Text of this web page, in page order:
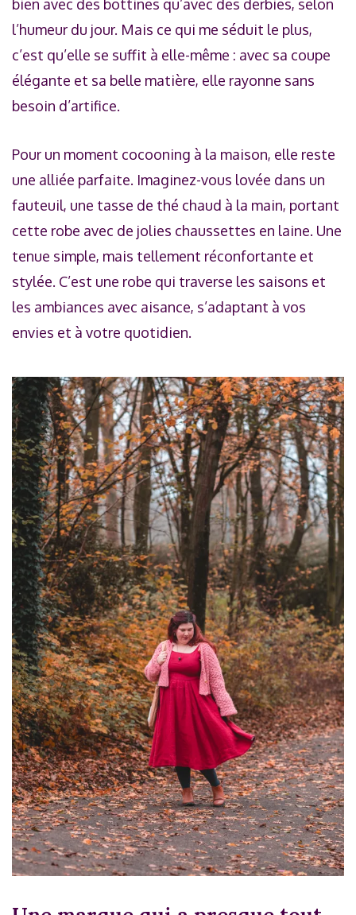
bien avec des bottines qu’avec des derbies, selon
l’humeur du jour. Mais ce qui me séduit le plus,
c’est qu’elle se suffit à elle-même : avec sa coupe
élégante et sa belle matière, elle rayonne sans
besoin d’artifice.
Pour un moment cocooning à la maison, elle reste
une alliée parfaite. Imaginez-vous lovée dans un
fauteuil, une tasse de thé chaud à la main, portant
cette robe avec de jolies chaussettes en laine. Une
tenue simple, mais tellement réconfortante et
stylée. C’est une robe qui traverse les saisons et
les ambiances avec aisance, s’adaptant à vos
envies et à votre quotidien.